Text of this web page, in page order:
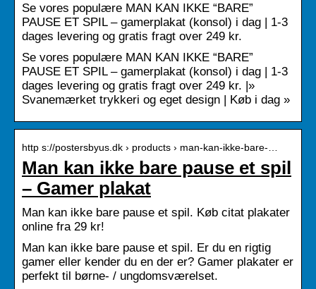
Se vores populære MAN KAN IKKE “BARE”
PAUSE ET SPIL – gamerplakat (konsol) i dag | 1-3
dages levering og gratis fragt over 249 kr.
Se vores populære MAN KAN IKKE “BARE”
PAUSE ET SPIL – gamerplakat (konsol) i dag | 1-3
dages levering og gratis fragt over 249 kr. |»
Svanemærket trykkeri og eget design | Køb i dag »
http s://postersbyus.dk › products › man-kan-ikke-bare-…
Man kan ikke bare pause et spil
– Gamer plakat
Man kan ikke bare pause et spil. Køb citat plakater
online fra 29 kr!
Man kan ikke bare pause et spil. Er du en rigtig
gamer eller kender du en der er? Gamer plakater er
perfekt til børne- / ungdomsværelset.